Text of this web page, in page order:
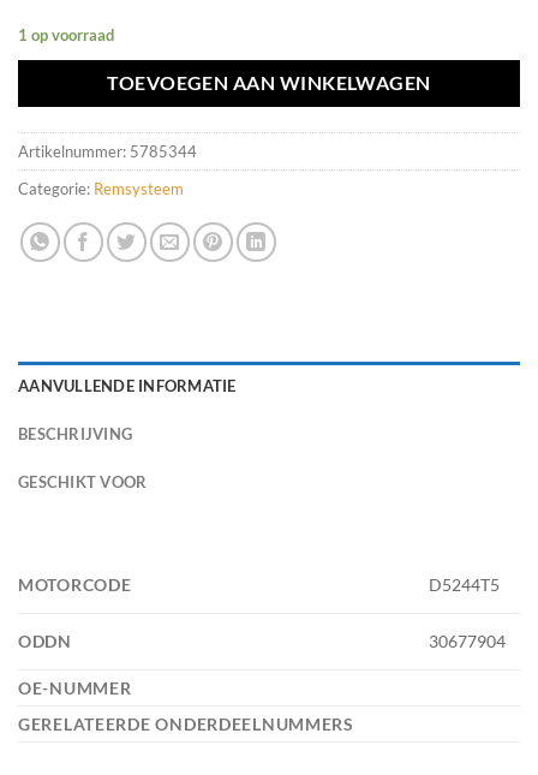
1 op voorraad
TOEVOEGEN AAN WINKELWAGEN
Artikelnummer: 5785344
Categorie: Remsysteem
AANVULLENDE INFORMATIE
BESCHRIJVING
GESCHIKT VOOR
MOTORCODE D5244T5
ODDN 30677904
OE-NUMMER
GERELATEERDE ONDERDEELNUMMERS